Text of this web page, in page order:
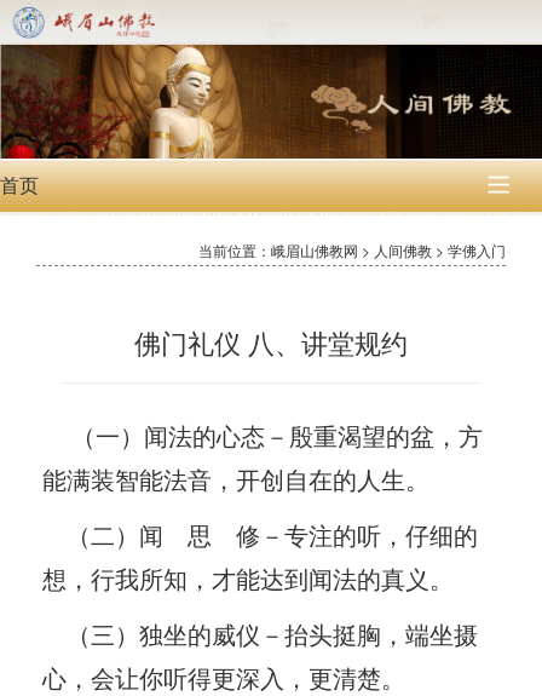
首页 
当前位置：峨眉山佛教网 > 人间佛教 > 学佛入门
佛门礼仪 八、讲堂规约
（一）闻法的心态－殷重渴望的盆，方
能满装智能法音，开创自在的人生。
（二）闻 思 修－专注的听，仔细的
想，行我所知，才能达到闻法的真义。
（三）独坐的威仪－抬头挺胸，端坐摄
心，会让你听得更深入，更清楚。